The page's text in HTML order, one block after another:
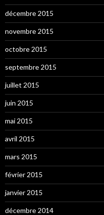
décembre 2015
novembre 2015
octobre 2015
septembre 2015
juillet 2015
juin 2015
mai 2015
avril 2015
mars 2015
février 2015
janvier 2015
décembre 2014